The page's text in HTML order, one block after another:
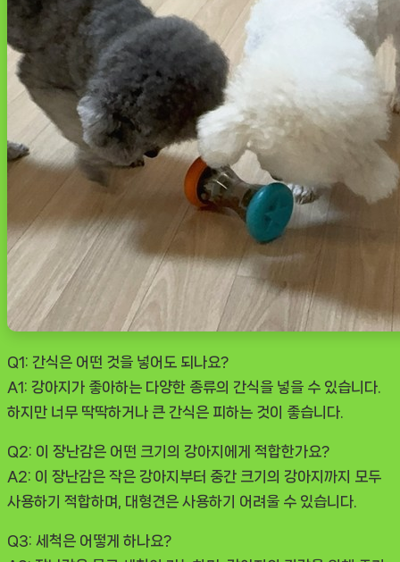
Q1: 간식은 어떤 것을 넣어도 되나요?
A1: 강아지가 좋아하는 다양한 종류의 간식을 넣을 수 있습니다.
하지만 너무 딱딱하거나 큰 간식은 피하는 것이 좋습니다.
Q2: 이 장난감은 어떤 크기의 강아지에게 적합한가요?
A2: 이 장난감은 작은 강아지부터 중간 크기의 강아지까지 모두
사용하기 적합하며, 대형견은 사용하기 어려울 수 있습니다.
Q3: 세척은 어떻게 하나요?